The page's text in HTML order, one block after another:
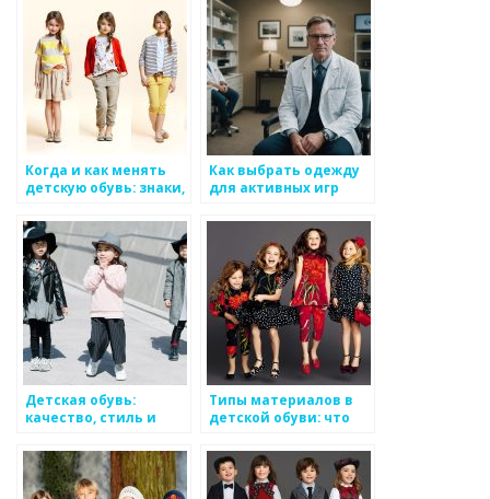
Когда и как менять
детскую обувь: знаки,
Как выбрать одежду
для активных игр
Детская обувь:
качество, стиль и
Типы материалов в
детской обуви: что